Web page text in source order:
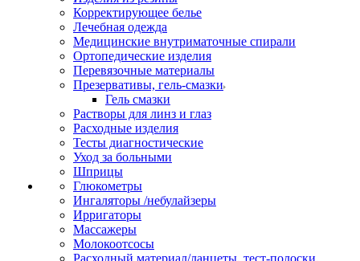
Корректирующее белье
Лечебная одежда
Медицинские внутриматочные спирали
Ортопедические изделия
Перевязочные материалы
Презервативы, гель-смазки
Гель смазки
Растворы для линз и глаз
Расходные изделия
Тесты диагностические
Уход за больными
Шприцы
Глюкометры
Ингаляторы /небулайзеры
Ирригаторы
Массажеры
Молокоотсосы
Расходный материал/ланцеты, тест-полоски,